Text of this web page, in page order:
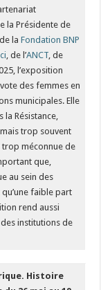
la Présidente de
de laFondation BNP
, de l’ANCT , de
l’exposition
des femmes en
municipales. Elle
Résistance,
trop souvent
trop méconnue de
que,
au sein des
faible part
rend aussi
institutions de
Histoire